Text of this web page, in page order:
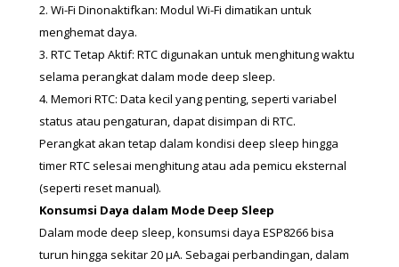
2. Wi-Fi Dinonaktifkan: Modul Wi-Fi dimatikan untuk
menghemat daya.
3. RTC Tetap Aktif: RTC digunakan untuk menghitung waktu
selama perangkat dalam mode deep sleep.
4. Memori RTC: Data kecil yang penting, seperti variabel
status atau pengaturan, dapat disimpan di RTC.
Perangkat akan tetap dalam kondisi deep sleep hingga
timer RTC selesai menghitung atau ada pemicu eksternal
(seperti reset manual).
Konsumsi Daya dalam Mode Deep Sleep
Dalam mode deep sleep, konsumsi daya ESP8266 bisa
turun hingga sekitar 20 µA. Sebagai perbandingan, dalam